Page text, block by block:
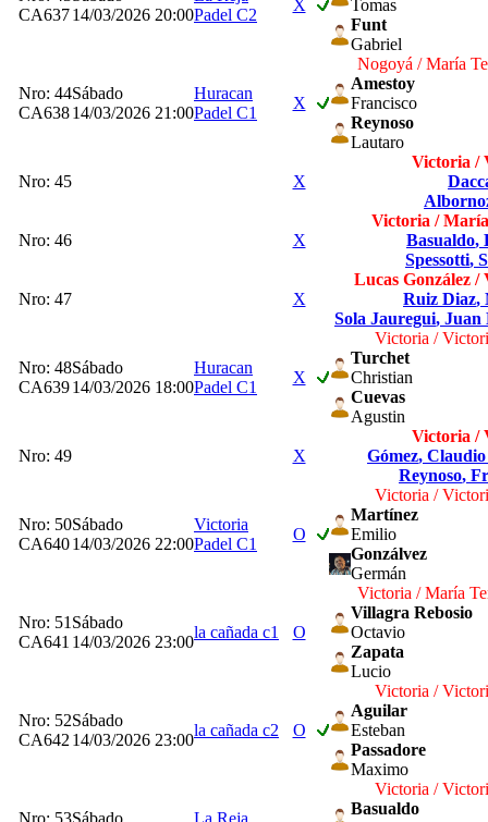
CA63714/03/2026 20:00Padel C2
X
Tomas
Funt
Gabriel
Nro: 44
CA638
Sábado
14/03/2026 21:00
Huracan
Padel C1
X
Nogoyá / María
Amestoy
Francisco
Reynoso
Lautaro
Nro: 45 X
Victoria /
Nro: 46 X
Victoria /
Basualdo,
Spessotti,
Nro: 47 X
Lucas González /
Ruiz Diaz,
Sola Jauregui, Juan
Nro: 48
CA639
Sábado
14/03/2026 18:00
Huracan
Padel C1
X
Victoria /
Turchet
Christian
Cuevas
Agustin
Nro: 49 X
Victoria /
Gómez,
Reynoso,
Nro: 50
CA640
Sábado
14/03/2026 22:00
Victoria
Padel C1
O
Victoria /
Martínez
Emilio
Gonzálvez
Germán
Nro: 51
CA641
Sábado
14/03/2026 23:00
la cañada c1 O
Victoria / María
Villagra Rebosio
Octavio
Zapata
Lucio
Nro: 52
CA642
Sábado
14/03/2026 23:00
la cañada c2 O
Victoria /
Aguilar
Esteban
Passadore
Maximo
Nro: 53Sábado La Reja
Victoria /
Basualdo